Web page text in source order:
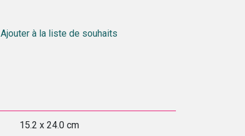
Ajouter à la liste de souhaits
15.2 x 24.0 cm